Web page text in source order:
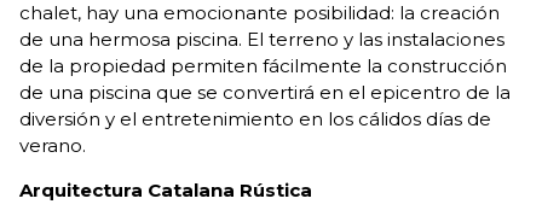
chalet, hay una emocionante posibilidad: la creación
de una hermosa piscina. El terreno y las instalaciones
de la propiedad permiten fácilmente la construcción
de una piscina que se convertirá en el epicentro de la
diversión y el entretenimiento en los cálidos días de
verano.
Arquitectura Catalana Rústica